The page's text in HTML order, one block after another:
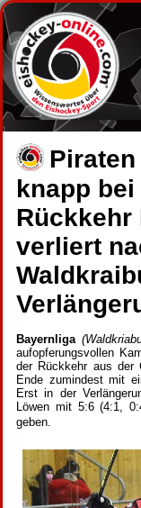
knapp
Rückkehr
verliert
Bayernliga
aufopferungsvollen
der Rückkehr aus der
Ende zumindest mit
Erst in der
Löwen mit 5:6 (4:1,
geben.